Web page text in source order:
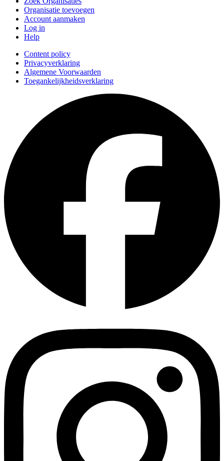
Organisatie toevoegen
Account aanmaken
Log in
Help
Content policy
Privacyverklaring
Algemene Voorwaarden
Toegankelijkheidsverklaring